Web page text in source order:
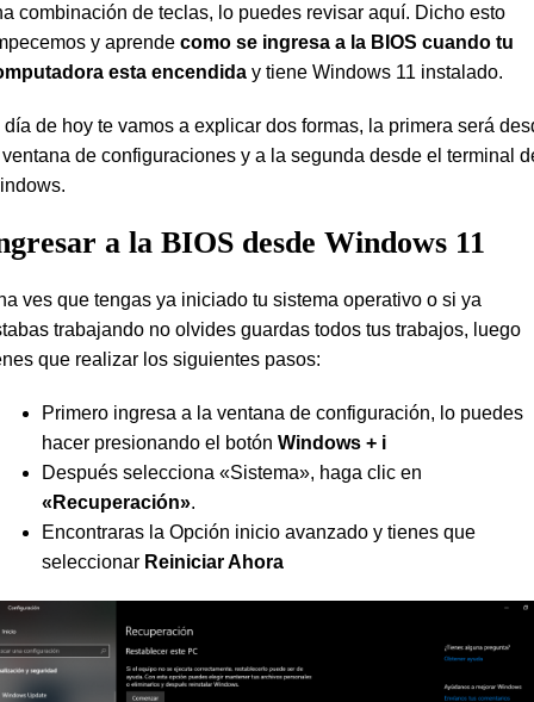
combinación de teclas, lo puedes revisar aquí. Dicho esto
y aprende como se ingresa a la BIOS cuando tu
esta encendida y tiene Windows 11 instalado.
día de hoy te vamos a explicar dos formas, la primera será
de configuraciones y a la segunda desde el terminal
a la BIOS desde Windows 11
ves que tengas ya iniciado tu sistema operativo o si ya
trabajando no olvides guardas todos tus trabajos, luego
que realizar los siguientes pasos:
Primero ingresa a la ventana de configuración, lo puedes
hacer presionando el botón Windows + i
Después selecciona «Sistema», haga clic en
«Recuperación».
Encontraras la Opción inicio avanzado y tienes que
seleccionar Reiniciar Ahora